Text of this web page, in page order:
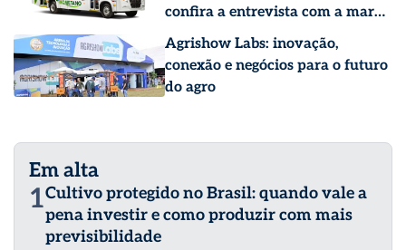
confira a entrevista com a marca
líder em mobilidade sustentável
Agrishow Labs: inovação,
conexão e negócios para o futuro
do agro
Em alta
1Cultivo protegido no Brasil: quando vale a
pena investir e como produzir com mais
previsibilidade